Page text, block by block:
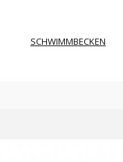
SCHWIMMBECKEN